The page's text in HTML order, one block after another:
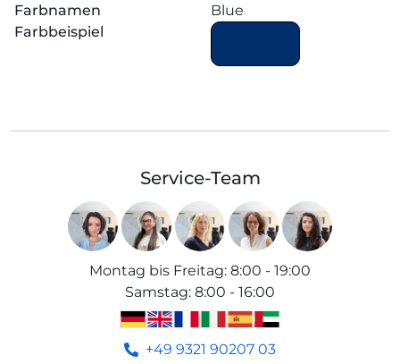
Farbnamen
Blue
Farbbeispiel
Service-Team
Montag bis Freitag: 8:00 - 19:00
Samstag: 8:00 - 16:00
+49 9321 90207 03